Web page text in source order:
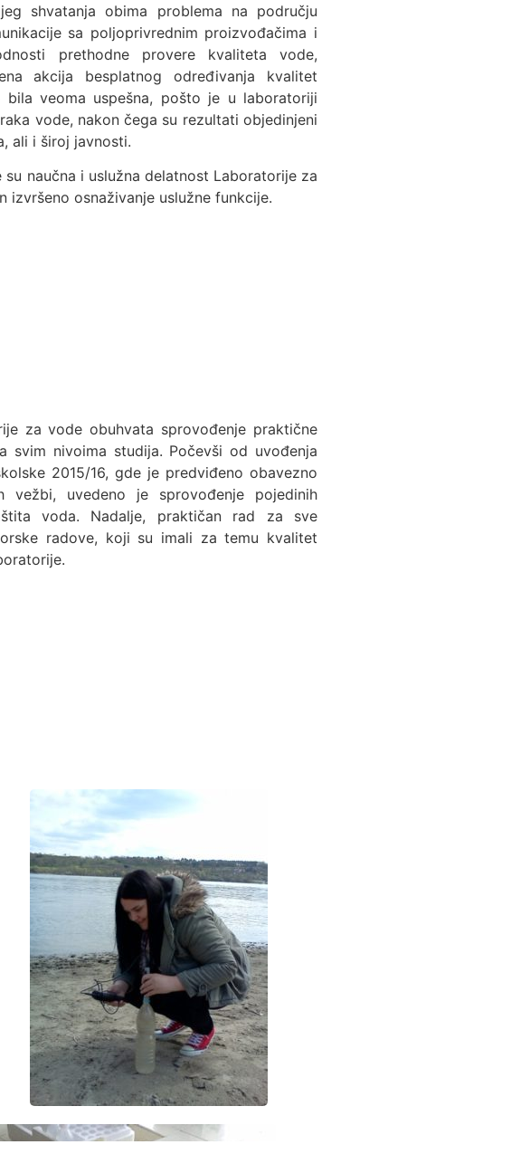
shvatanja obima problema na području
sa poljoprivrednim proizvođačima i
prethodne provere kvaliteta vode,
akcija besplatnog određivanja kvalitet
bila veoma uspešna, pošto je u laboratoriji
vode, nakon čega su rezultati objedinjeni
ali i široj javnosti.
naučna i uslužna delatnost Laboratorije za
izvršeno osnaživanje uslužne funkcije.
za vode obuhvata sprovođenje praktične
svim nivoima studija. Počevši od uvođenja
2015/16, gde je predviđeno obavezno
vežbi, uvedeno je sprovođenje pojedinih
voda. Nadalje, praktičan rad za sve
radove, koji su imali za temu kvalitet